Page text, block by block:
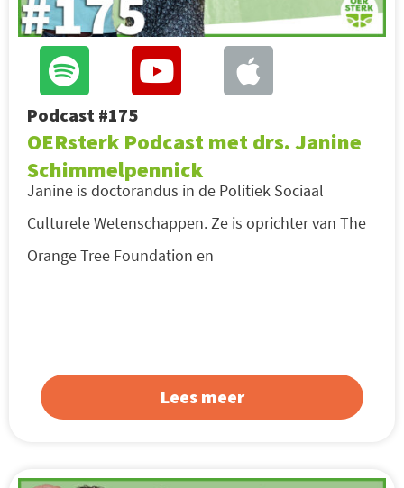
Podcast #175
OERsterk Podcast met drs. Janine
Schimmelpennick
Janine is doctorandus in de Politiek Sociaal
Culturele Wetenschappen. Ze is oprichter van The
Orange Tree Foundation en
Lees meer